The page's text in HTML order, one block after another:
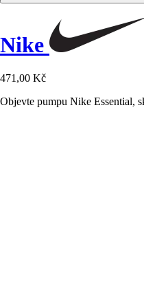
Nike
471,00 Kč
Objevte pumpu Nike Essential,